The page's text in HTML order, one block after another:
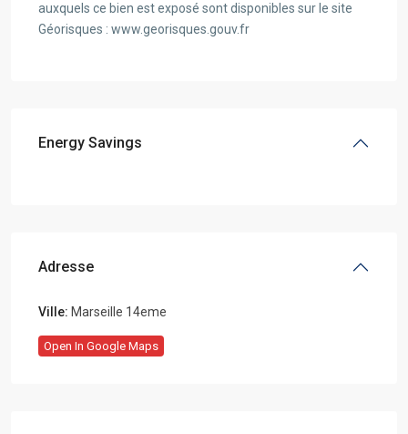
auxquels ce bien est exposé sont disponibles sur le site
Géorisques : www.georisques.gouv.fr
Energy Savings
Adresse
Ville: Marseille 14eme
Open In Google Maps